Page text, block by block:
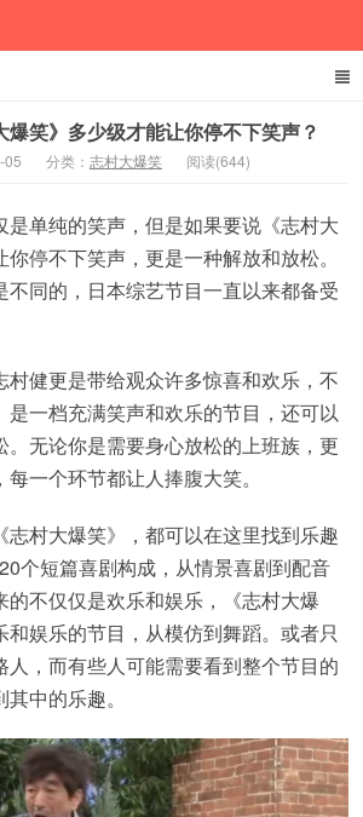
笑》多少级才能让你停不下笑声？
05 分类： 志村大爆笑 阅读(644)
是单纯的笑声，但是如果要说《志村大
停不下笑声，更是一种解放和放松。
不同的，日本综艺节目一直以来都备受
村健更是带给观众许多惊喜和欢乐，不
是一档充满笑声和欢乐的节目，还可以
。无论你是需要身心放松的上班族，更
一个环节都让人捧腹大笑。
志村大爆笑》，都可以在这里找到乐趣
个短篇喜剧构成，从情景喜剧到配音
的不仅仅是欢乐和娱乐，《志村大爆
和娱乐的节目，从模仿到舞蹈。或者只
人，而有些人可能需要看到整个节目的
中的乐趣。